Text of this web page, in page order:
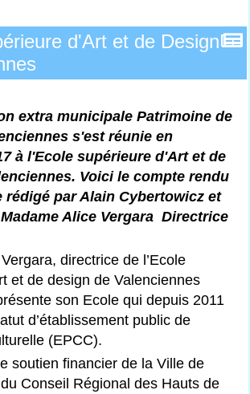
d'Art et de Design
extra municipale Patrimoine de
s'est réunie en
à l'Ecole supérieure d'Art et de
Voici le compte rendu
rédigé par Alain Cybertowicz et
Alice Vergara Directrice
directrice de l’Ecole
et de design de Valenciennes
son Ecole qui depuis 2011
d’établissement public de
(EPCC).
soutien financier de la Ville de
Conseil Régional des Hauts de